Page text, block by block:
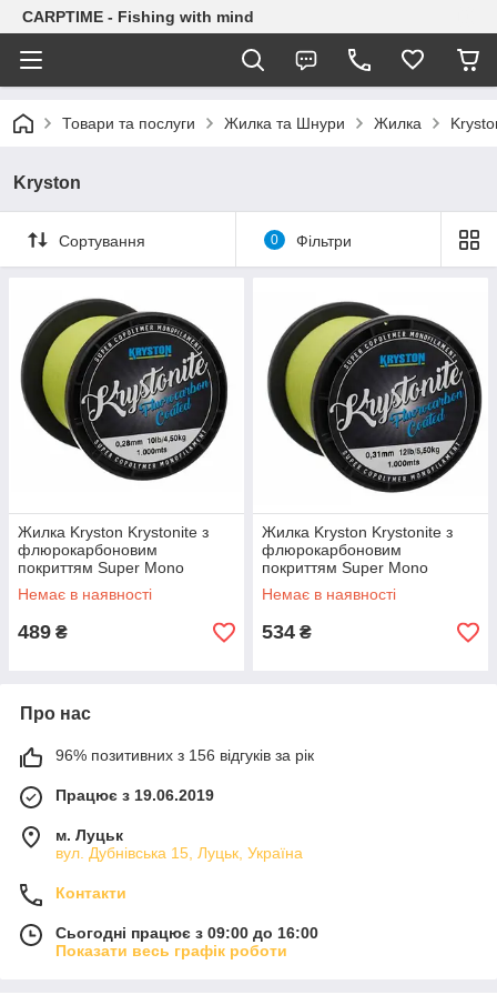
CARPTIME - Fishing with mind
Товари та послуги Жилка та Шнури Жилка
Kryston
Сортування 0 Фільтри
Жилка Kryston Krystonite з
флюрокарбоновим
покриттям Super Mono
0.28mm 4.5kg (1000m)
Немає в наявності
489 ₴
Жилка Kryston Krystonite з
флюрокарбоновим
покриттям Super Mono
0.31mm 5.5kg (1000m)
Немає в наявності
534 ₴
Про нас
96% позитивних з 156 відгуків за рік
Працює з 19.06.2019
м. Луцьк
вул. Дубнівська 15, Луцьк, Україна
Контакти
Сьогодні працює з 09:00 до 16:00
Показати весь графік роботи